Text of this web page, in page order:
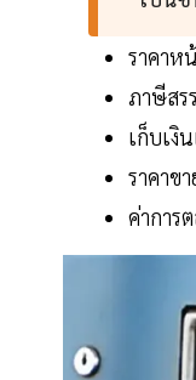
ราคาห
ภาษีสร
เก็บเงิ
ราคาข
ค่าการ